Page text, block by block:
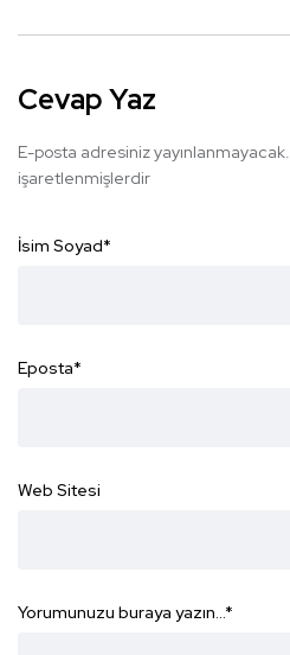
Cevap Yaz
E-posta adresiniz yayınlanmayacak.
işaretlenmişlerdir
İsim Soyad*
Eposta*
Web Sitesi
Yorumunuzu buraya yazın...*